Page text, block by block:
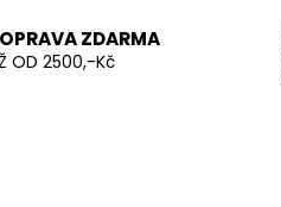
ZDARMA
OD 2500,-Kč